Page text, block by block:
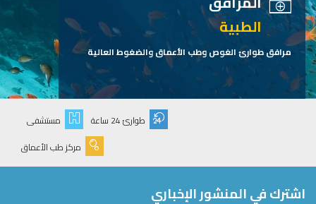
الطبية
مرافق طوارئ الغوص وطب الأعماق والضغوط العالية
طوارئ 24 ساعة
مستشفى
مركز طب الأعماق
اشترك في المنشور الإخباري